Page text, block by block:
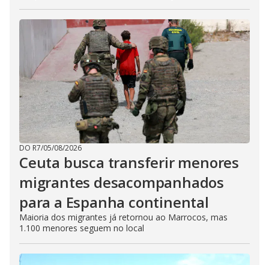
DO R7/05/08/2026
Ceuta busca transferir menores
migrantes desacompanhados
para a Espanha continental
Maioria dos migrantes já retornou ao Marrocos, mas
1.100 menores seguem no local